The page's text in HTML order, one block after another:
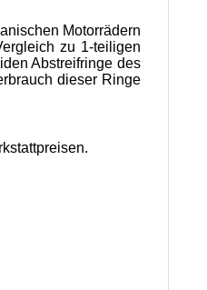
Motorrädern
zu 1-teiligen
Abstreifringe des
dieser Ringe